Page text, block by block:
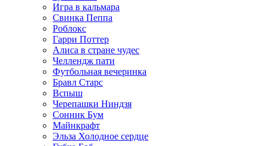
Игра в кальмара
Свинка Пеппа
Роблокс
Гарри Поттер
Алиса в стране чудес
Челлендж пати
Футбольная вечеринка
Бравл Старс
Вспыш
Черепашки Ниндзя
Сонник Бум
Майнкрафт
Эльза Холодное сердце